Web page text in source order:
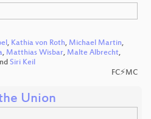
, Kathia von Roth, Michael Martin,
, Matthias Wisbar, Malte Albrecht,
Siri Keil
FC⚡MC
Union